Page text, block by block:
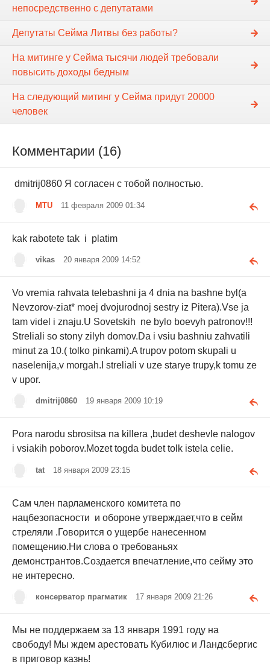
непосредственно с депутатами
Депутаты Сейма Литвы без работы?
На митинге у Сейма тысячи людей требовали
повысить доходы бедным
На следующий митинг у Сейма придут 20000
человек
Комментарии (16)
dmitrij0860 Я согласен с тобой полностью.
MTU 11 февраля 2009 01:34
kak rabotete tak i platim
vikas 20 января 2009 14:52
Vo vremia rahvata telebashni ja 4 dnia na bashne byl(a
Nevzorov-ziat* moej dvojurodnoj sestry iz Pitera).Vse ja
tam videl i znaju.U Sovetskih ne bylo boevyh patronov!!!
Streliali so stony zilyh domov.Da i vsiu bashniu zahvatili
minut za 10.( tolko pinkami).A trupov potom skupali u
naselenija,v morgah.I streliali v uze starye trupy,k tomu ze
v upor.
dmitrij0860 19 января 2009 10:19
Pora narodu sbrositsa na killera ,budet deshevle nalogov
i vsiakih poborov.Mozet togda budet tolk istela celie.
tat 18 января 2009 23:15
Сам член парламенского комитета по
нацбезопасности и обороне утверждает,что в сейм
стреляли .Говорится о ущербе нанесенном
помещению.Ни слова о требованьях
демонстрантов.Создается впечатление,что сейму это
не интересно.
консерватор прагматик 17 января 2009 21:26
Мы не поддержаем за 13 января 1991 году на
свободу! Мы ждем арестовать Кубилюс и Ландсбергис
в приговор казнь!